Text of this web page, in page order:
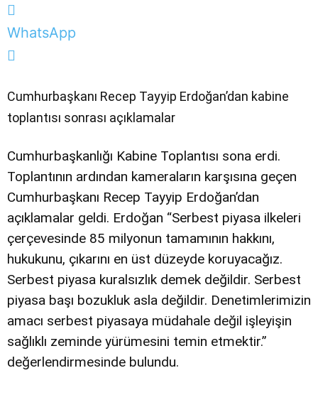
WhatsApp
Cumhurbaşkanı Recep Tayyip Erdoğan’dan kabine
toplantısı sonrası açıklamalar
Cumhurbaşkanlığı Kabine Toplantısı sona erdi.
Toplantının ardından kameraların karşısına geçen
Cumhurbaşkanı Recep Tayyip Erdoğan’dan
açıklamalar geldi. Erdoğan “Serbest piyasa ilkeleri
çerçevesinde 85 milyonun tamamının hakkını,
hukukunu, çıkarını en üst düzeyde koruyacağız.
Serbest piyasa kuralsızlık demek değildir. Serbest
piyasa başı bozukluk asla değildir. Denetimlerimizin
amacı serbest piyasaya müdahale değil işleyişin
sağlıklı zeminde yürümesini temin etmektir.”
değerlendirmesinde bulundu.